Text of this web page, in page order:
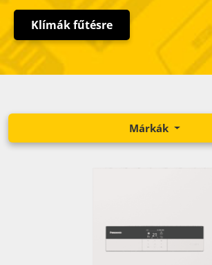
Klímák fűtésre
Márkák